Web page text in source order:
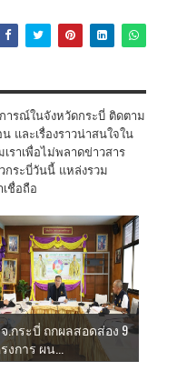
ารณ์ในจังหวัดกระบี่ ติดตาม
และเรื่องราวน่าสนใจใน
ราเพื่อไม่พลาดข่าวสาร
กระบี่วันนี้ แหล่งรวม
ชื่อถือ
.กระบี่ ถกผลสอดส่อง 9
งการ ผน...